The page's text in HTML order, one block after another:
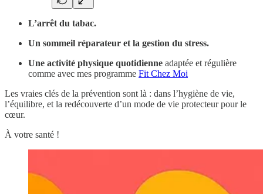
L’arrêt du tabac.
Un sommeil réparateur et la gestion du stress.
Une activité physique quotidienne adaptée et régulière
comme avec mes programme Fit Chez Moi
Les vraies clés de la prévention sont là : dans l’hygiène de vie,
l’équilibre, et la redécouverte d’un mode de vie protecteur pour le
cœur.
À votre santé !